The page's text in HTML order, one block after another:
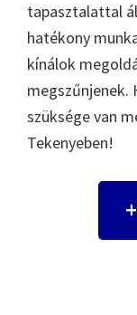
tapasztalattal
hatékony
kínálok
megszűnjenek.
szüksége van
Tekenyeben!